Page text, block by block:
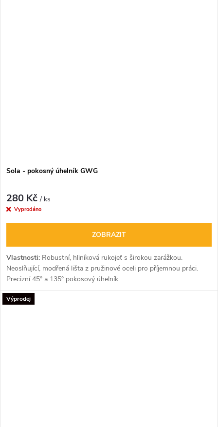
Sola - pokosný úhelník GWG
280 Kč/ ks
Vyprodáno
ZOBRAZIT
Vlastnosti: Robustní, hliníková rukojeť s širokou zarážkou.
Neoslňující, modřená lišta z pružinové oceli pro příjemnou práci.
Precizní 45° a 135° pokosový úhelník.
Výprodej